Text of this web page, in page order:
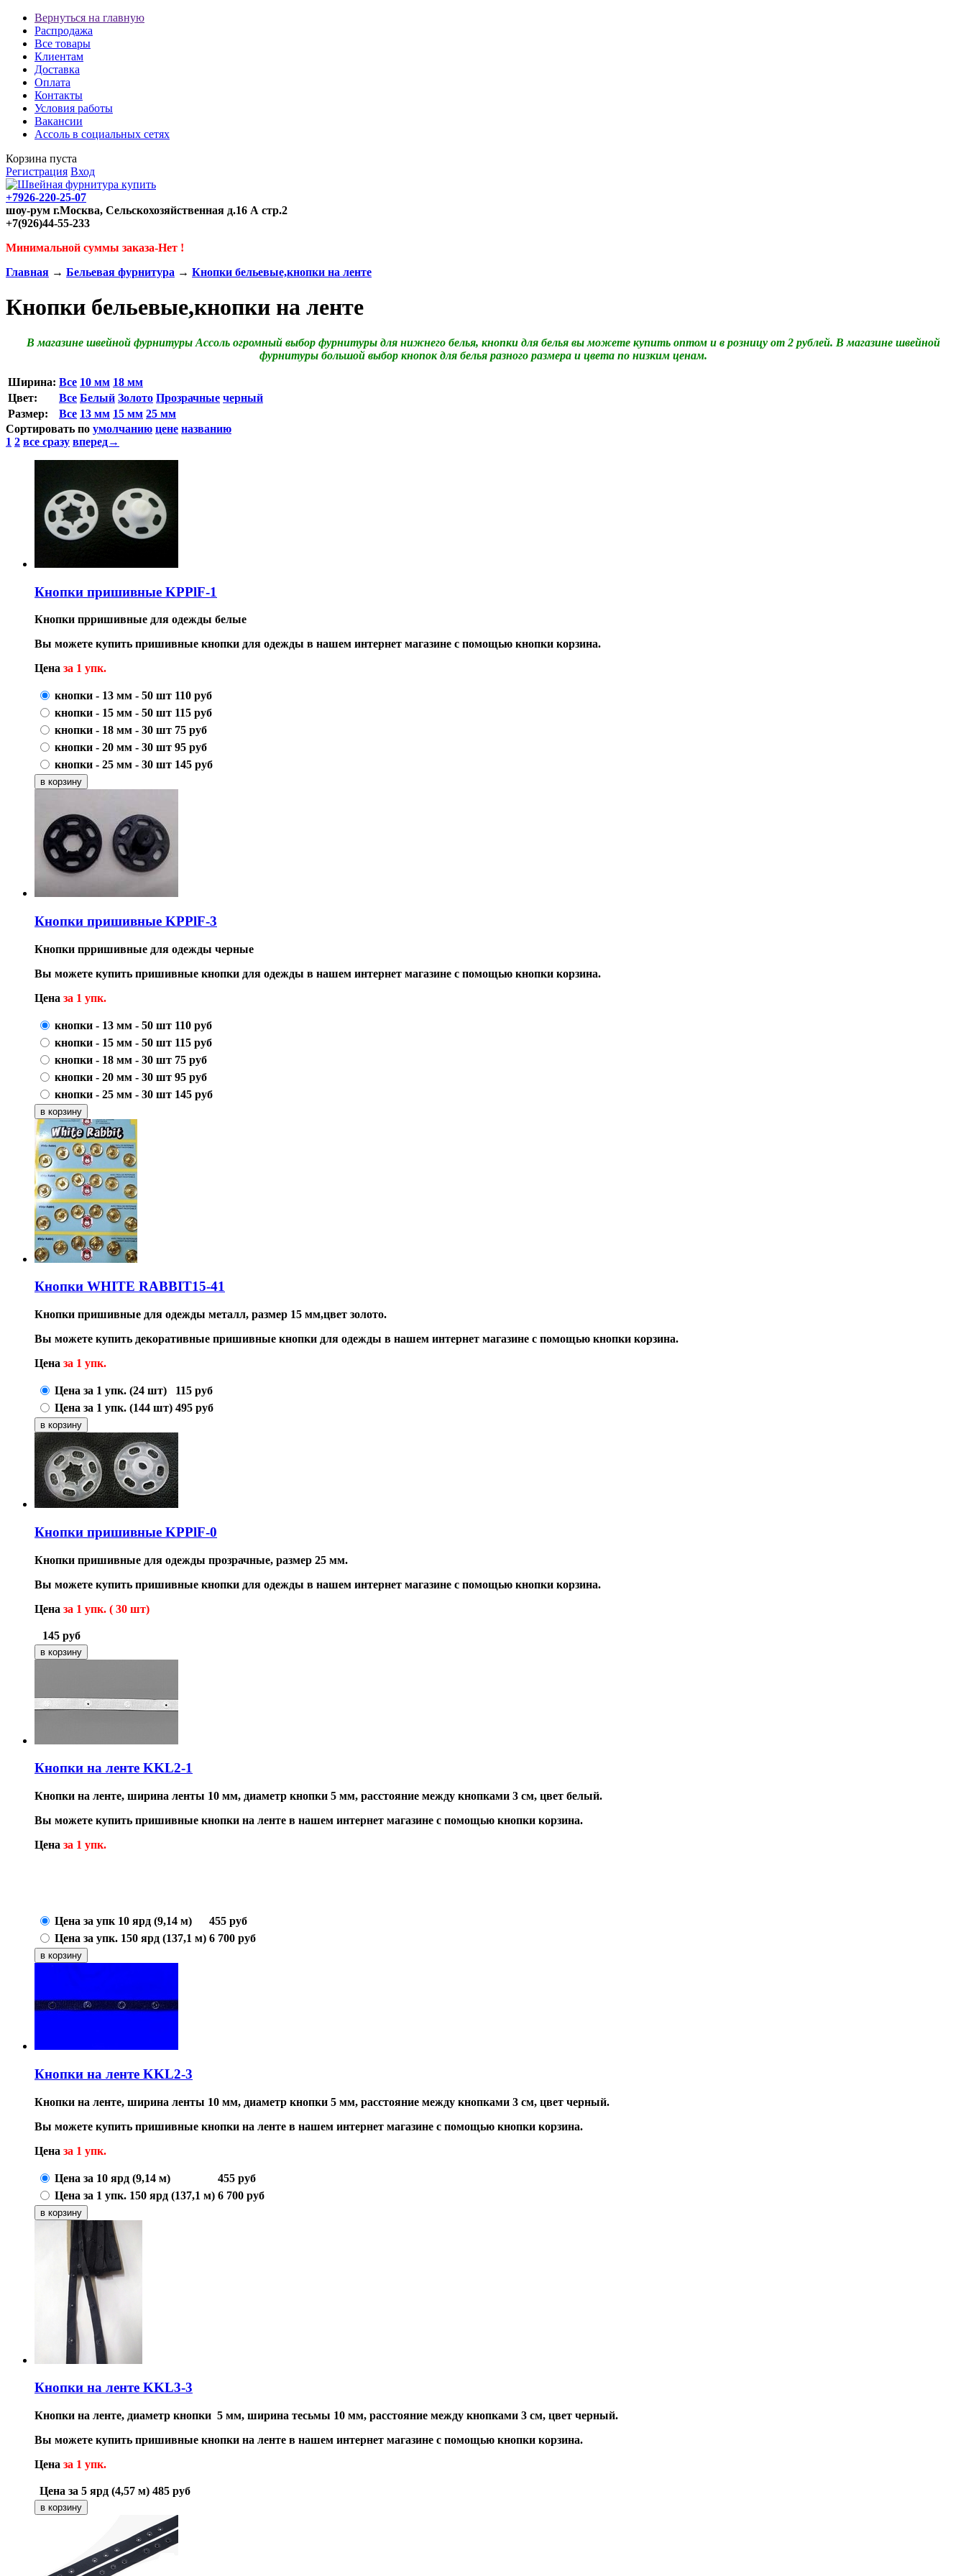
Вернуться на главную
Распродажа
Все товары
Клиентам
Доставка
Оплата
Контакты
Условия работы
Вакансии
Ассоль в социальных сетях
Корзина пуста
Регистрация Вход
+7926-220-25-07
шоу-рум г.Москва, Сельскохозяйственная д.16 А стр.2
+7(926)44-55-233
Минимальной суммы заказа-Нет !
Главная → Бельевая фурнитура → Кнопки бельевые,кнопки на ленте
Кнопки бельевые,кнопки на ленте
В магазине швейной фурнитуры Ассоль огромный выбор фурнитуры для нижнего белья, кнопки для белья вы можете купить оптом и в розницу от 2 рублей. В магазине швейной
фурнитуры большой выбор кнопок для белья разного размера и цвета по низким ценам.
Ширина: Все 10 мм 18 мм
Цвет:
Все Белый Золото Прозрачные черный
Размер:
Все 13 мм 15 мм 25 мм
Сортировать по умолчанию цене названию
1 2 все сразу вперед→
Кнопки пришивные KPPlF-1
Кнопки прришивные для одежды белые
Вы можете купить пришивные кнопки для одежды в нашем интернет магазине с помощью кнопки корзина.
Цена за 1 упк.
кнопки - 13 мм - 50 шт 110 руб
кнопки - 15 мм - 50 шт 115 руб
кнопки - 18 мм - 30 шт 75 руб
кнопки - 20 мм - 30 шт 95 руб
кнопки - 25 мм - 30 шт 145 руб
Кнопки пришивные KPPlF-3
Кнопки прришивные для одежды черные
Вы можете купить пришивные кнопки для одежды в нашем интернет магазине с помощью кнопки корзина.
Цена за 1 упк.
кнопки - 13 мм - 50 шт 110 руб
кнопки - 15 мм - 50 шт 115 руб
кнопки - 18 мм - 30 шт 75 руб
кнопки - 20 мм - 30 шт 95 руб
кнопки - 25 мм - 30 шт 145 руб
Кнопки WHITE RABBIT15-41
Кнопки пришивные для одежды металл, размер 15 мм,цвет золото.
Вы можете купить декоративные пришивные кнопки для одежды в нашем интернет магазине с помощью кнопки корзина.
Цена за 1 упк.
Цена за 1 упк. (24 шт) 115 руб
Цена за 1 упк. (144 шт) 495 руб
Кнопки пришивные KPPlF-0
Кнопки пришивные для одежды прозрачные, размер 25 мм.
Вы можете купить пришивные кнопки для одежды в нашем интернет магазине с помощью кнопки корзина.
Цена за 1 упк. ( 30 шт)
145 руб
Кнопки на ленте KKL2-1
Кнопки на ленте, ширина ленты 10 мм, диаметр кнопки 5 мм, расстояние между кнопками 3 см, цвет белый.
Вы можете купить пришивные кнопки на ленте в нашем интернет магазине с помощью кнопки корзина.
Цена за 1 упк.
Цена за упк 10 ярд (9,14 м) 455 руб
Цена за упк. 150 ярд (137,1 м) 6 700 руб
Кнопки на ленте KKL2-3
Кнопки на ленте, ширина ленты 10 мм, диаметр кнопки 5 мм, расстояние между кнопками 3 см, цвет черный.
Вы можете купить пришивные кнопки на ленте в нашем интернет магазине с помощью кнопки корзина.
Цена за 1 упк.
Цена за 10 ярд (9,14 м) 455 руб
Цена за 1 упк. 150 ярд (137,1 м) 6 700 руб
Кнопки на ленте KKL3-3
Кнопки на ленте, диаметр кнопки 5 мм, ширина тесьмы 10 мм, расстояние между кнопками 3 см, цвет черный.
Вы можете купить пришивные кнопки на ленте в нашем интернет магазине с помощью кнопки корзина.
Цена за 1 упк.
Цена за 5 ярд (4,57 м) 485 руб